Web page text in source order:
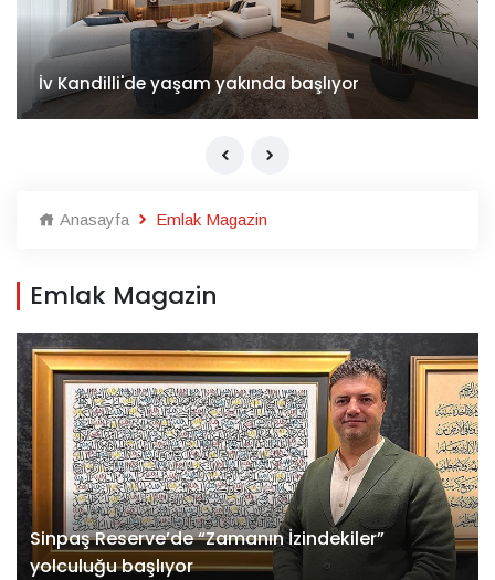
İv Kandilli'de yaşam yakında başlıyor
Anasayfa Emlak Magazin
Emlak Magazin
Sinpaş Reserve’de “Zamanın İzindekiler”
yolculuğu başlıyor